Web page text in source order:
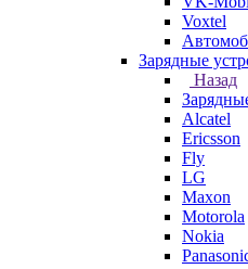
Voxtel
Зарядные
Назад
Alcatel
Ericsson
Fly
LG
Maxon
Motorola
Nokia